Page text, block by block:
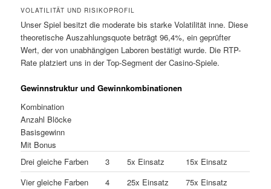
VOLATILITÄT UND RISIKOPROFIL
Unser Spiel besitzt die moderate bis starke Volatilität inne. Diese
theoretische Auszahlungsquote beträgt 96,4%, ein geprüfter
Wert, der von unabhängigen Laboren bestätigt wurde. Die RTP-
Rate platziert uns in der Top-Segment der Casino-Spiele.
Gewinnstruktur und Gewinnkombinationen
Kombination
Anzahl Blöcke
Basisgewinn
Mit Bonus
Drei gleiche Farben
3 5x Einsatz
15x Einsatz
Vier gleiche Farben
4 25x Einsatz
75x Einsatz